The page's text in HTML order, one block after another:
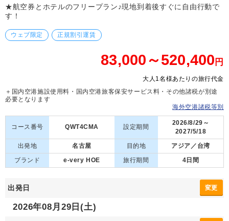
★航空券とホテルのフリープラン♪現地到着後すぐに自由行動で
す！
ウェブ限定 正規割引運賃
83,000～520,400 円
大人1名様あたりの旅行代金
＋国内空港施設使用料・国内空港旅客保安サービス料・その他諸税が別途
必要となります
海外空港諸税等別
コース番号 QWT4CMA 設定期間
2026/8/29～
2027/5/18
出発地
名古屋 目的地
アジア／台湾
ブランド
e-very HOE 旅行期間 4日間
出発日 変更
2026年08月29日(土)